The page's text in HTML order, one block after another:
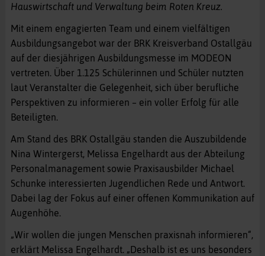
Hauswirtschaft und Verwaltung beim Roten Kreuz.
Mit einem engagierten Team und einem vielfältigen
Ausbildungsangebot war der BRK Kreisverband Ostallgäu
auf der diesjährigen Ausbildungsmesse im MODEON
vertreten. Über 1.125 Schülerinnen und Schüler nutzten
laut Veranstalter die Gelegenheit, sich über berufliche
Perspektiven zu informieren – ein voller Erfolg für alle
Beteiligten.
Am Stand des BRK Ostallgäu standen die Auszubildende
Nina Wintergerst, Melissa Engelhardt aus der Abteilung
Personalmanagement sowie Praxisausbilder Michael
Schunke interessierten Jugendlichen Rede und Antwort.
Dabei lag der Fokus auf einer offenen Kommunikation auf
Augenhöhe.
„Wir wollen die jungen Menschen praxisnah informieren“,
erklärt Melissa Engelhardt. „Deshalb ist es uns besonders